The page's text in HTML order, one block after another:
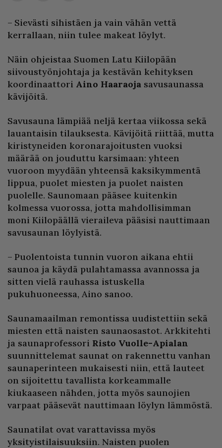
– Sievästi sihistäen ja vain vähän vettä
kerrallaan, niin tulee makeat löylyt.
Näin ohjeistaa Suomen Latu Kiilopään
siivoustyönjohtaja ja kestävän kehityksen
koordinaattori Aino Haaraoja savusaunassa
kävijöitä.
Savusauna lämpiää neljä kertaa viikossa sekä
lauantaisin tilauksesta. Kävijöitä riittää, mutta
kiristyneiden koronarajoitusten vuoksi
määrää on jouduttu karsimaan: yhteen
vuoroon myydään yhteensä kaksikymmentä
lippua, puolet miesten ja puolet naisten
puolelle. Saunomaan pääsee kuitenkin
kolmessa vuorossa, jotta mahdollisimman
moni Kiilopäällä vieraileva pääsisi nauttimaan
savusaunan löylyistä.
– Puolentoista tunnin vuoron aikana ehtii
saunoa ja käydä pulahtamassa avannossa ja
sitten vielä rauhassa istuskella
pukuhuoneessa, Aino sanoo.
Saunamaailman remontissa uudistettiin sekä
miesten että naisten saunaosastot. Arkkitehti
ja saunaprofessori Risto Vuolle-Apialan
suunnittelemat saunat on rakennettu vanhan
saunaperinteen mukaisesti niin, että lauteet
on sijoitettu tavallista korkeammalle
kiukaaseen nähden, jotta myös saunojien
varpaat pääsevät nauttimaan löylyn lämmöstä.
Saunatilat ovat varattavissa myös
yksityistilaisuuksiin. Naisten puolen